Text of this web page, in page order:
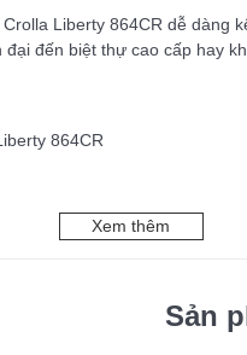
Liberty 864CR dễ dàng
đến biệt thự cao cấp hay
864CR
Xem thêm
Sản